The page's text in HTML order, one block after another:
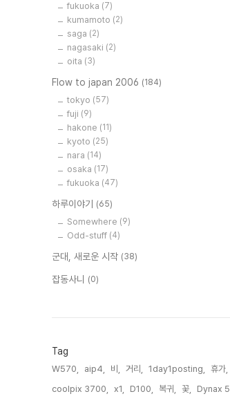
fukuoka (7)
kumamoto (2)
saga (2)
nagasaki (2)
oita (3)
Flow to japan 2006 (184)
tokyo (57)
fuji (9)
hakone (11)
kyoto (25)
nara (14)
osaka (17)
fukuoka (47)
하루이야기 (65)
Somewhere (9)
Odd-stuff (4)
군대, 새로운 시작 (38)
잡동사니 (0)
Tag
W570, aip4, 비, 거리, 1day1posting, 휴가,
coolpix 3700,
x1, D100, 복귀, 꽃,
Dynax